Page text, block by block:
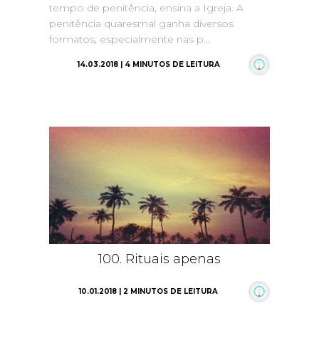
tempo de penitência, ensina a Igreja. A
penitência quaresmal ganha diversos
formatos, especialmente nas p...
14.03.2018 | 4 MINUTOS DE LEITURA
100. Rituais apenas
10.01.2018 | 2 MINUTOS DE LEITURA